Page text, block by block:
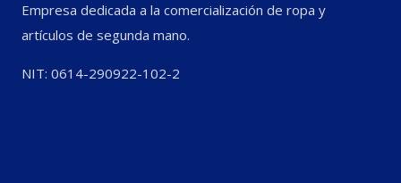
Empresa dedicada a la comercialización de ropa y
artículos de segunda mano.
NIT: 0614-290922-102-2